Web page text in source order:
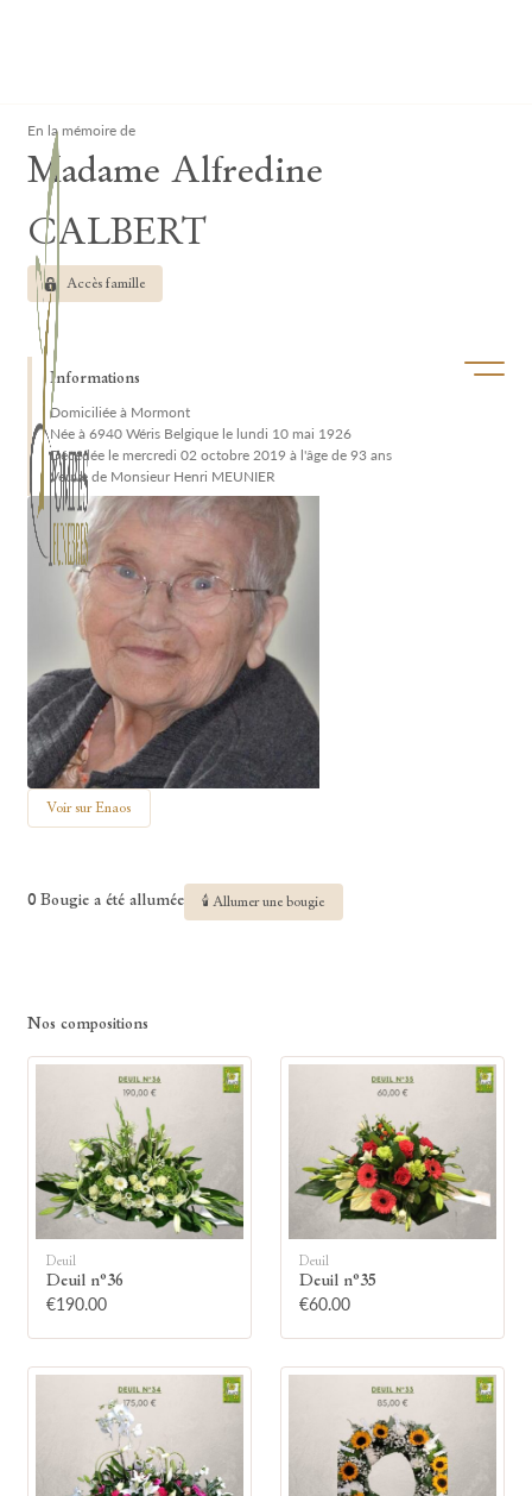
Ouvrir/
En la mémoire de
Madame Alfredine
CALBERT
Accès famille
Informations
Domiciliée à Mormont
Née à 6940 Wéris Belgique le lundi 10 mai 1926
Décédée le mercredi 02 octobre 2019 à l'âge de 93 ans
Veuve de Monsieur Henri MEUNIER
Voir sur Enaos
0 Bougie a été allumée 🕯 Allumer une bougie
Allumez une bougie
Montrez votre soutien à la famille en
allumant symboliquement une bougie.
Nos compositions
Deuil
Deuil n°36
€190.00
Deuil
Deuil n°35
€60.00